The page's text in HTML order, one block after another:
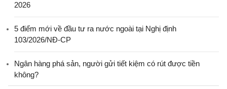
2026
5 điểm mới về đầu tư ra nước ngoài tại Nghị định
103/2026/NĐ-CP
Ngân hàng phá sản, người gửi tiết kiệm có rút được tiền
không?